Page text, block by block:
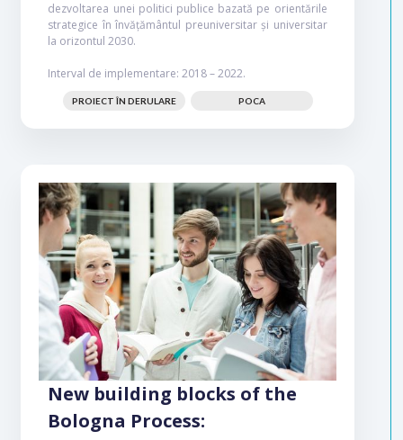
dezvoltarea unei politici publice bazată pe orientările
strategice în învățământul preuniversitar și universitar
la orizontul 2030.
Interval de implementare: 2018 – 2022.
PROIECT ÎN DERULARE POCA
New building blocks of the
Bologna Process: